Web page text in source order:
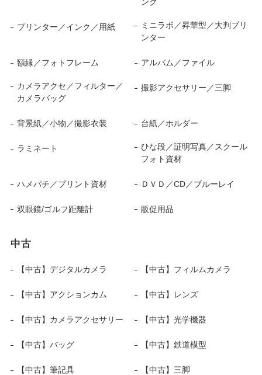
ンク
プリンター／インク／用紙
ミニラボ／昇華型／大判プリ
ンター
額縁／フォトフレーム アルバム／ファイル
カメラアクセ／フィルター／
カメラバッグ
撮影アクセサリー／三脚
背景紙／小物／撮影衣装 台紙／ホルダー
ラミネート
ひな段／証明写真／スクール
フォト資材
ハメパチ／プリント資材 ＤＶＤ／CD／ブルーレイ
双眼鏡/ゴルフ距離計 販促用品
中古
【中古】デジタルカメラ 【中古】フィルムカメラ
【中古】アクションカム 【中古】レンズ
【中古】カメラアクセサリー 【中古】光学機器
【中古】バッグ 【中古】鉄道模型
【中古】筆記具 【中古】三脚